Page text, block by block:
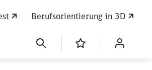
Berufsorientierung in 3D